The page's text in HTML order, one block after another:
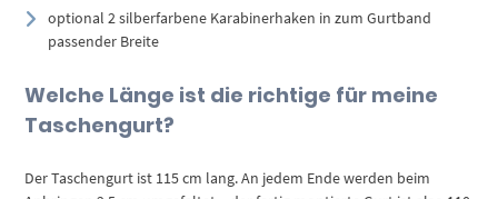
optional 2 silberfarbene Karabinerhaken in zum Gurtband
passender Breite
Welche Länge ist die richtige für meine
Taschengurt?
Der Taschengurt ist 115 cm lang. An jedem Ende werden beim